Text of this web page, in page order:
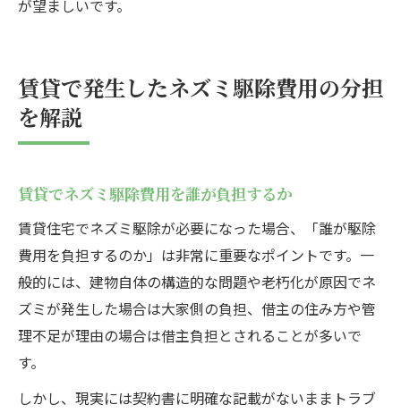
が望ましいです。
賃貸で発生したネズミ駆除費用の分担
を解説
賃貸でネズミ駆除費用を誰が負担するか
賃貸住宅でネズミ駆除が必要になった場合、「誰が駆除
費用を負担するのか」は非常に重要なポイントです。一
般的には、建物自体の構造的な問題や老朽化が原因でネ
ズミが発生した場合は大家側の負担、借主の住み方や管
理不足が理由の場合は借主負担とされることが多いで
す。
しかし、現実には契約書に明確な記載がないままトラブ